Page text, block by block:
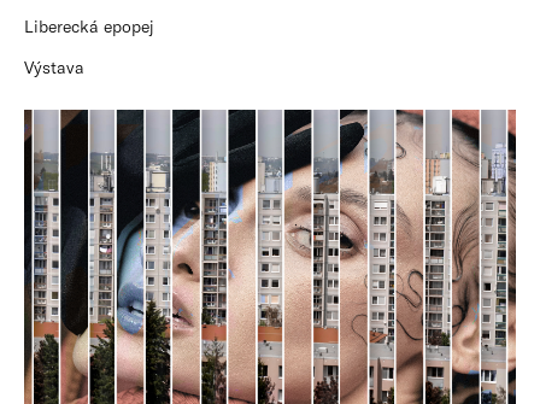
Liberecká epopej
Výstava